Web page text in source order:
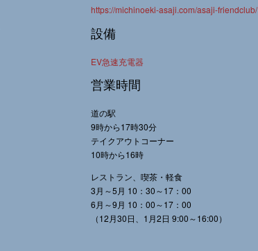
https://michinoeki-asaji.com/asaji-friendclub/
設備
EV急速充電器
営業時間
道の駅
9時から17時30分
テイクアウトコーナー
10時から16時
レストラン、喫茶・軽食
3月～5月 10：30～17：00
6月～9月 10：00～17：00
（12月30日、1月2日 9:00～16:00）